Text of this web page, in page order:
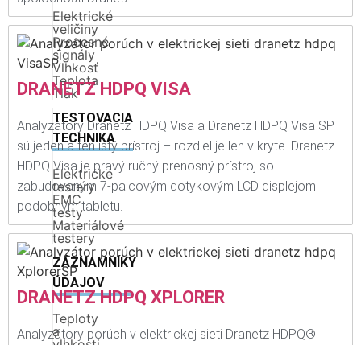
Elektrické
veličiny
Procesné
signály
Vlhkosť
Teplota
Tlak
TESTOVACIA
TECHNIKA
Elektrické
testery
EMC
testy
Materiálové
testery
ZÁZNAMNÍKY
ÚDAJOV
Teploty
a
DRANETZ HDPQ VISA
Analyzátory Dranetz HDPQ Visa a Dranetz HDPQ Visa SP
sú jeden a ten istý prístroj – rozdiel je len v kryte. Dranetz
HDPQ Visa je pravý ručný prenosný prístroj so
zabudovaným 7-palcovým dotykovým LCD displejom
podobným tabletu.
DRANETZ HDPQ XPLORER
Analyzátory porúch v elektrickej sieti Dranetz HDPQ®